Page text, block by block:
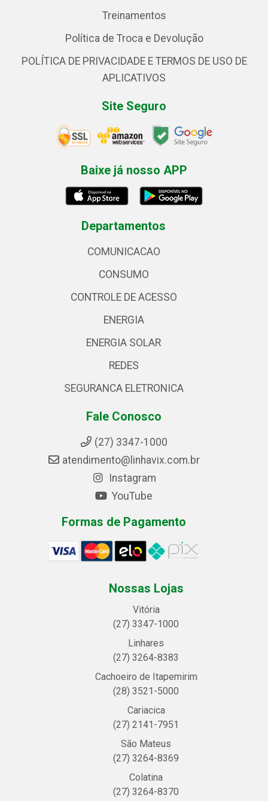
Treinamentos
Política de Troca e Devolução
POLÍTICA DE PRIVACIDADE E TERMOS DE USO DE
APLICATIVOS
Site Seguro
Baixe já nosso APP
Departamentos
COMUNICACAO
CONSUMO
CONTROLE DE ACESSO
ENERGIA
ENERGIA SOLAR
REDES
SEGURANCA ELETRONICA
Fale Conosco
(27) 3347-1000
atendimento@linhavix.com.br
Instagram
YouTube
Formas de Pagamento
Nossas Lojas
Vitória
(27) 3347-1000
Linhares
(27) 3264-8383
Cachoeiro de Itapemirim
(28) 3521-5000
Cariacica
(27) 2141-7951
São Mateus
(27) 3264-8369
Colatina
(27) 3264-8370